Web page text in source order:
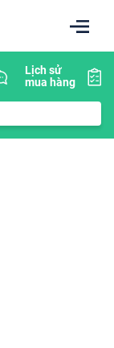
Lịch sử
mua hàng